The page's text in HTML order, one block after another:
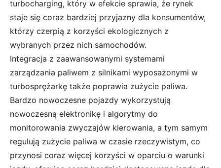
turbocharging, który w efekcie sprawia, że rynek
staje się coraz bardziej przyjazny dla konsumentów,
którzy czerpią z korzyści ekologicznych z
wybranych przez nich samochodów.
Integracja z zaawansowanymi systemami
zarządzania paliwem z silnikami wyposażonymi w
turbosprężarkę także poprawia zużycie paliwa.
Bardzo nowoczesne pojazdy wykorzystują
nowoczesną elektronikę i algorytmy do
monitorowania zwyczajów kierowania, a tym samym
regulują zużycie paliwa w czasie rzeczywistym, co
przynosi coraz więcej korzyści w oparciu o warunki